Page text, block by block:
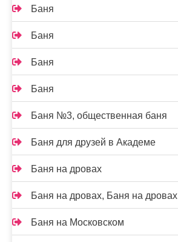
Баня
Баня
Баня
Баня
Баня №3, общественная баня
Баня для друзей в Академе
Баня на дровах
Баня на дровах, Баня на дровах
Баня на Московском